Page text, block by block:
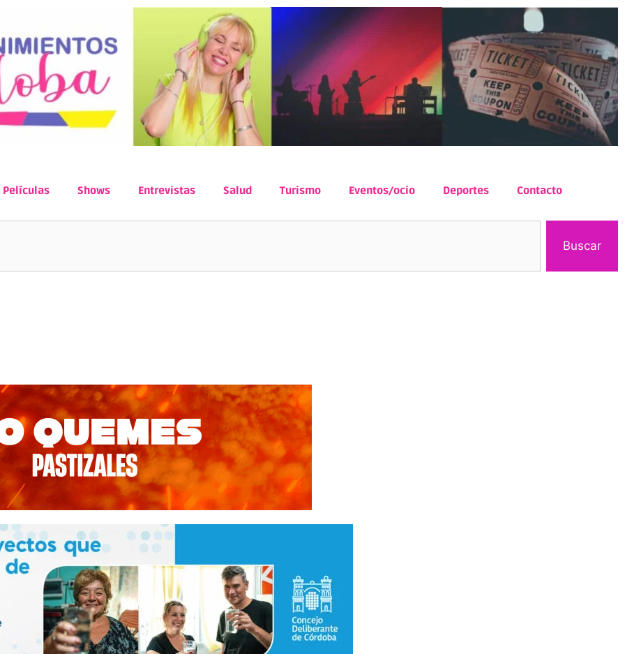
Películas Shows Entrevistas Salud Turismo Eventos/ocio Deportes Contacto
Buscar